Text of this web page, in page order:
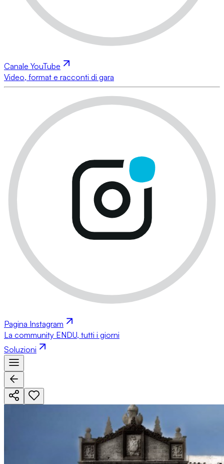
Canale YouTube
Video, format e racconti di gara
Pagina Instagram
La community ENDU, tutti i giorni
Soluzioni